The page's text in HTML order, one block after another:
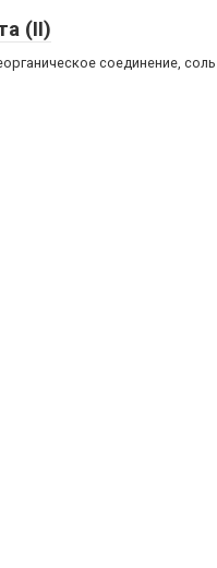
(II)
соединение,